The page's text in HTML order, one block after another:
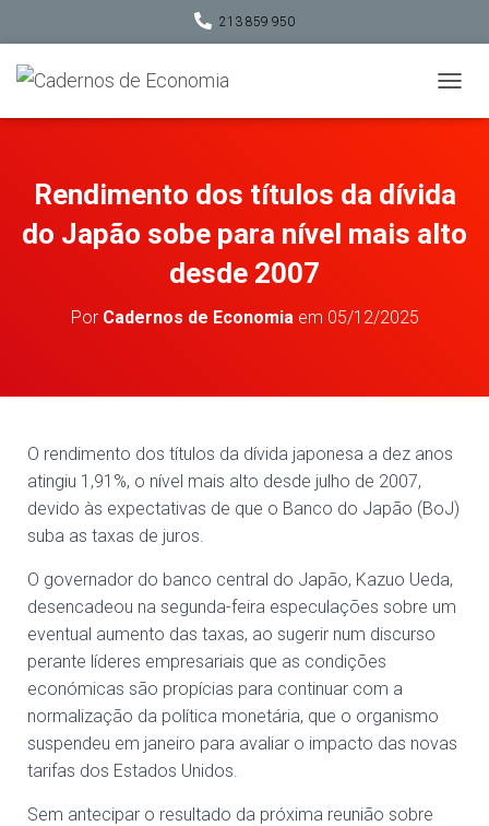
213 859 950
L
N
R
O
Rendimento dos títulos da dívida
do Japão sobe para nível mais alto
desde 2007
Por Cadernos de Economiaem 05/12/2025
O rendimento dos títulos da dívida japonesa a dez anos
atingiu 1,91%, o nível mais alto desde julho de 2007,
devido às expectativas de que o Banco do Japão (BoJ)
suba as taxas de juros.
O governador do banco central do Japão, Kazuo Ueda,
desencadeou na segunda-feira especulações sobre um
eventual aumento das taxas, ao sugerir num discurso
perante líderes empresariais que as condições
económicas são propícias para continuar com a
normalização da política monetária, que o organismo
suspendeu em janeiro para avaliar o impacto das novas
tarifas dos Estados Unidos.
Sem antecipar o resultado da próxima reunião sobre